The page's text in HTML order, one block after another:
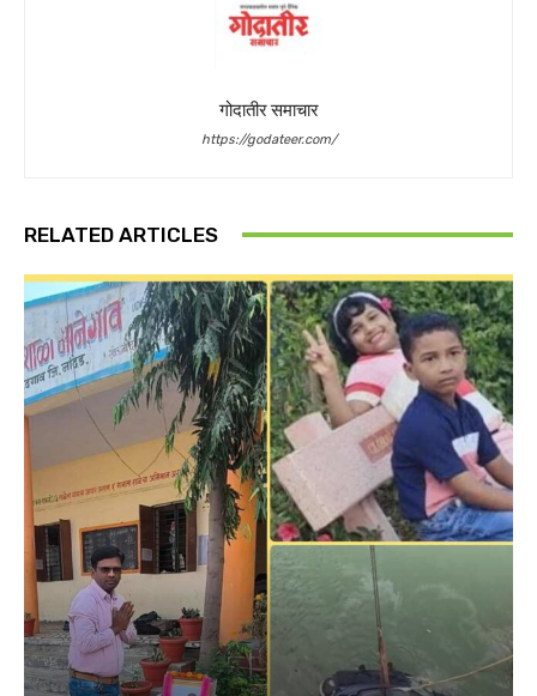
गोदातीर समाचार
https://godateer.com/
RELATED ARTICLES